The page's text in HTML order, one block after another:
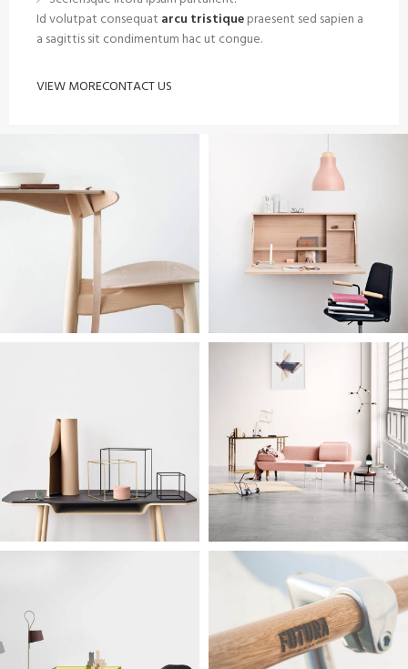
Id volutpat consequat arcu tristiquepraesent sed sapien a
a sagittis sit condimentum hac ut congue.
VIEW MORECONTACT US